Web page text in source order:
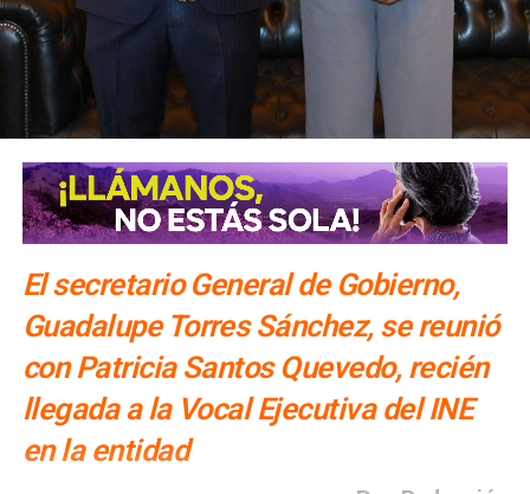
El secretario General de Gobierno,
Guadalupe Torres Sánchez, se reunió
con Patricia Santos Quevedo, recién
llegada a la Vocal Ejecutiva del INE
en la entidad